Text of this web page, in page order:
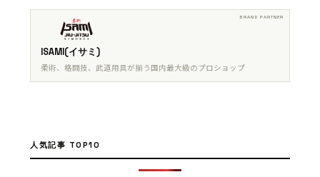
ISAMI(イサミ)
柔術、格闘技、武道用具が揃う国内最大級のプロショップ
人気記事 TOP10